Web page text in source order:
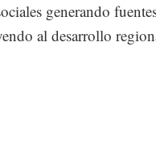
generando
al desarrollo